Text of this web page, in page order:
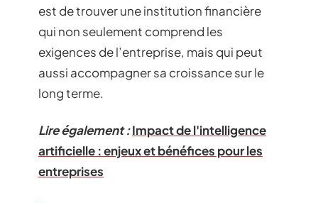
est de trouver une institution financière
qui non seulement comprend les
exigences de l’entreprise, mais qui peut
aussi accompagner sa croissance sur le
long terme.
Lire également :Impact de l'intelligence
artificielle : enjeux et bénéfices pour les
entreprises